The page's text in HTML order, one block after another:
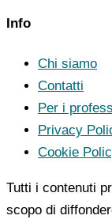
Info
Chi siamo
Contatti
Per i
Privacy
Cookie
Tutti i contenuti
scopo di